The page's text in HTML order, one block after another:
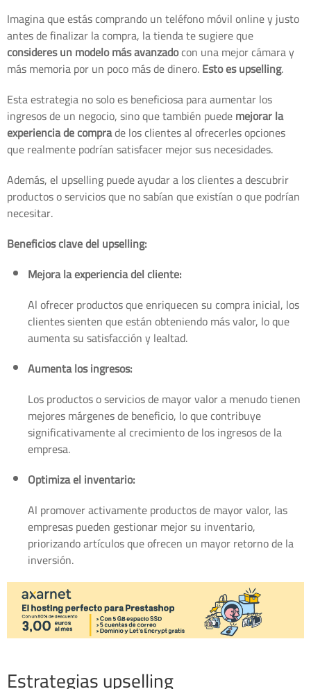
Imagina que estás comprando un teléfono móvil online y justo
antes de finalizar la compra, la tienda te sugiere que
consideres un modelo más avanzadocon una mejor cámara y
más memoria por un poco más de dinero.Esto es upselling.
Esta estrategia no solo es beneficiosa para aumentar los
ingresos de un negocio, sino que también puedemejorar la
experiencia de comprade los clientes al ofrecerles opciones
que realmente podrían satisfacer mejor sus necesidades.
Además, el upselling puede ayudar a los clientes a descubrir
productos o servicios que no sabían que existían o que podrían
necesitar.
Beneficios clave del upselling:
Mejora la experiencia del cliente:
Al ofrecer productos que enriquecen su compra inicial, los
clientes sienten que están obteniendo más valor, lo que
aumenta su satisfacción y lealtad.
Aumenta los ingresos:
Los productos o servicios de mayor valor a menudo tienen
mejores márgenes de beneficio, lo que contribuye
significativamente al crecimiento de los ingresos de la
empresa.
Optimiza el inventario:
Al promover activamente productos de mayor valor, las
empresas pueden gestionar mejor su inventario,
priorizando artículos que ofrecen un mayor retorno de la
inversión.
Estrategias upselling